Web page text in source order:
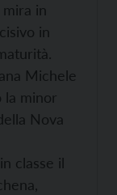
mira in
in
Michele
la minor
Nova
classe il